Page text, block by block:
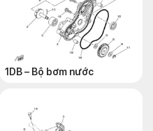
1DB – Bộ bơm nước